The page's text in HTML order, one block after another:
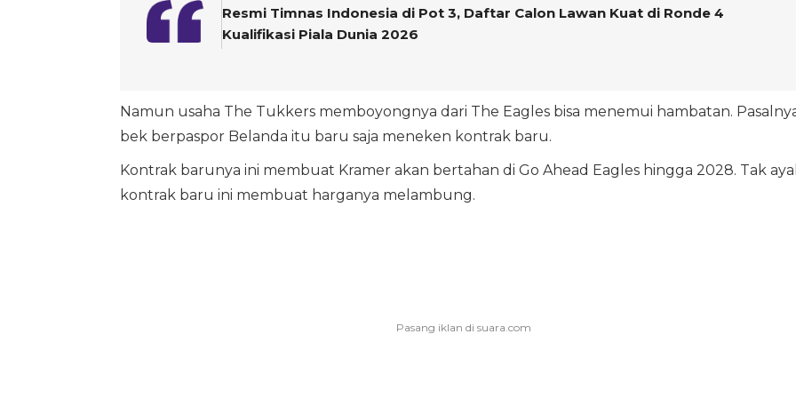
Resmi Timnas Indonesia di Pot 3, Daftar Calon Lawan Kuat di Ronde 4
Kualifikasi Piala Dunia 2026
Namun usaha The Tukkers memboyongnya dari The Eagles bisa menemui hambatan.
bek berpaspor Belanda itu baru saja meneken kontrak baru.
Kontrak barunya ini membuat Kramer akan bertahan di Go Ahead Eagles hingga 2028. Tak
kontrak baru ini membuat harganya melambung.